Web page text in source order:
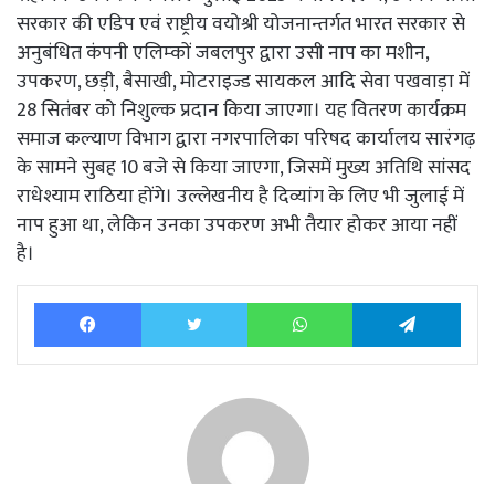
सरकार की एडिप एवं राष्ट्रीय वयोश्री योजनान्तर्गत भारत सरकार से
अनुबंधित कंपनी एलिम्कों जबलपुर द्वारा उसी नाप का मशीन,
उपकरण, छड़ी, बैसाखी, मोटराइज्ड सायकल आदि सेवा पखवाड़ा में
28 सितंबर को निशुल्क प्रदान किया जाएगा। यह वितरण कार्यक्रम
समाज कल्याण विभाग द्वारा नगरपालिका परिषद कार्यालय सारंगढ़
के सामने सुबह 10 बजे से किया जाएगा, जिसमें मुख्य अतिथि सांसद
राधेश्याम राठिया होंगे। उल्लेखनीय है दिव्यांग के लिए भी जुलाई में
नाप हुआ था, लेकिन उनका उपकरण अभी तैयार होकर आया नहीं
है।
Facebook Twitter WhatsApp